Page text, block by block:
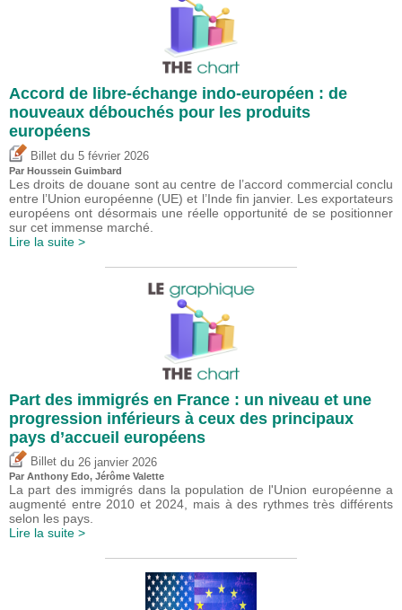
Accord de libre-échange indo-européen : de
nouveaux débouchés pour les produits
européens
Billet du 5 février 2026
Par Houssein Guimbard
Les droits de douane sont au centre de l’accord commercial conclu
entre l’Union européenne (UE) et l’Inde fin janvier. Les exportateurs
européens ont désormais une réelle opportunité de se positionner
sur cet immense marché.
Lire la suite >
Part des immigrés en France : un niveau et une
progression inférieurs à ceux des principaux
pays d’accueil européens
Billet du 26 janvier 2026
Par Anthony Edo, Jérôme Valette
La part des immigrés dans la population de l'Union européenne a
augmenté entre 2010 et 2024, mais à des rythmes très différents
selon les pays.
Lire la suite >